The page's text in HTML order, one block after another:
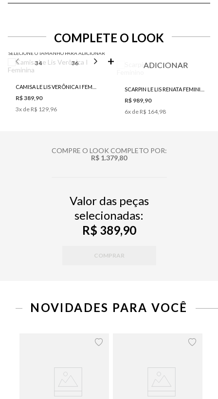
COMPLETE O LOOK
SELECIONE O TAMANHO PARA ADICIONAR
34 36 38 40 42
R$ 389,90
3x de R$ 129,96
ADICIONAR
R$ 989,90
6x de R$ 164,98
COMPRE O LOOK COMPLETO POR:
R$ 1.379,80
Valor das peças
selecionadas:
R$ 389,90
COMPRAR
NOVIDADES PARA VOCÊ